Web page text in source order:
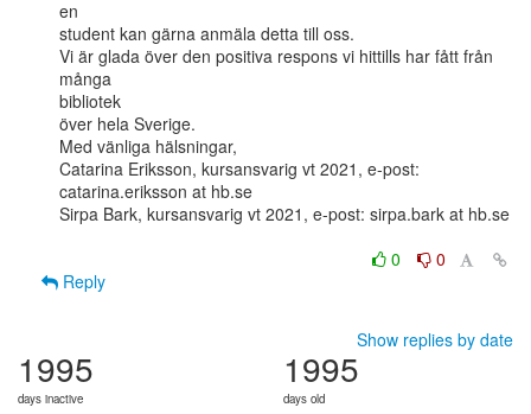
en
student kan gärna anmäla detta till oss.
Vi är glada över den positiva respons vi hittills har fått från
många
bibliotek
över hela Sverige.
Med vänliga hälsningar,
Catarina Eriksson, kursansvarig vt 2021, e-post:
catarina.eriksson at hb.se
Sirpa Bark, kursansvarig vt 2021, e-post: sirpa.bark at hb.se
0
0
Reply
Show replies by date
1995
days inactive
1995
days old